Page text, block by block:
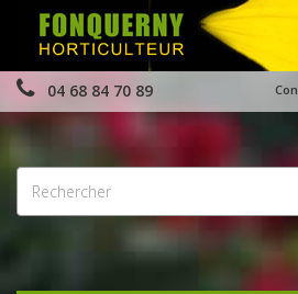
04 68 84 70 89